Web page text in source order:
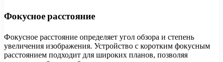
Фокусное расстояние
Фокусное расстояние определяет угол обзора и степень
увеличения изображения. Устройство с коротким фокусным
расстоянием подходит для широких планов, позволяя